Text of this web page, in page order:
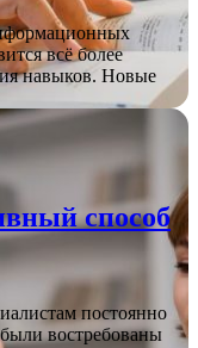
всё более
навыков. Новые
способ
постоянно
востребованы